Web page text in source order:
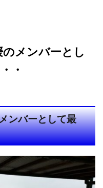
メンバーとし
・
ンバーとして最